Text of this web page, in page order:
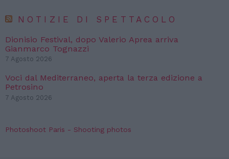
NOTIZIE DI SPETTACOLO
Dionisio Festival, dopo Valerio Aprea arriva
Gianmarco Tognazzi
7 Agosto 2026
Voci dal Mediterraneo, aperta la terza edizione a
Petrosino
7 Agosto 2026
Photoshoot Paris - Shooting photos